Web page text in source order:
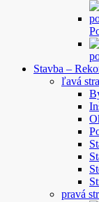
Stavba –
ľavá
pravá